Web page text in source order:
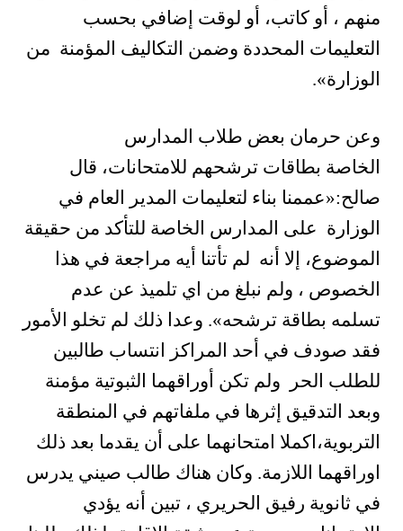
منهم ، أو كاتب، أو لوقت إضافي بحسب
التعليمات المحددة وضمن التكاليف المؤمنة من
الوزارة».
وعن حرمان بعض طلاب المدارس
الخاصة بطاقات ترشحهم للامتحانات، قال
صالح:«عممنا بناء لتعليمات المدير العام في
الوزارة على المدارس الخاصة للتأكد من حقيقة
الموضوع، إلا أنه لم تأتنا أيه مراجعة في هذا
الخصوص ، ولم نبلغ من اي تلميذ عن عدم
تسلمه بطاقة ترشحه». وعدا ذلك لم تخلو الأمور
فقد صودف في أحد المراكز انتساب طالبين
للطلب الحر ولم تكن أوراقهما الثبوتية مؤمنة
وبعد التدقيق إثرها في ملفاتهم في المنطقة
التربوية،اكملا امتحانهما على أن يقدما بعد ذلك
اوراقهما اللازمة. وكان هناك طالب صيني يدرس
في ثانوية رفيق الحريري ، تبين أنه يؤدي